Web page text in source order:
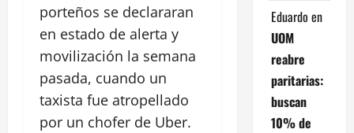
porteños se declararan
en estado de alerta y
movilización la semana
pasada, cuando un
taxista fue atropellado
por un chofer de Uber.
Eduardo en
UOM
reabre
paritarias:
buscan
10% de